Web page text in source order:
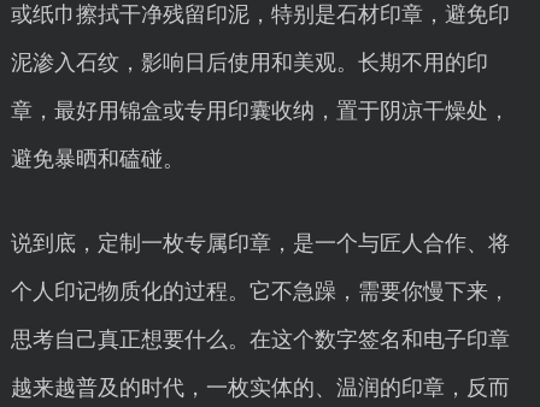
或纸巾擦拭干净残留印泥，特别是石材印章，避免印
泥渗入石纹，影响日后使用和美观。长期不用的印
章，最好用锦盒或专用印囊收纳，置于阴凉干燥处，
避免暴晒和磕碰。
说到底，定制一枚专属印章，是一个与匠人合作、将
个人印记物质化的过程。它不急躁，需要你慢下来，
思考自己真正想要什么。在这个数字签名和电子印章
越来越普及的时代，一枚实体的、温润的印章，反而